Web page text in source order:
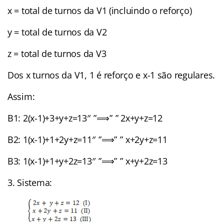
x = total de turnos da V1 (incluindo o reforço)
y = total de turnos da V2
z = total de turnos da V3
Dos x turnos da V1, 1 é reforço e x-1 são regulares.
Assim:
B1: 2(x-1)+3+y+z=13″ ”⟹” ” 2x+y+z=12
B2: 1(x-1)+1+2y+z=11″ ”⟹” ” x+2y+z=11
B3: 1(x-1)+1+y+2z=13″ ”⟹” ” x+y+2z=13
3. Sistema: